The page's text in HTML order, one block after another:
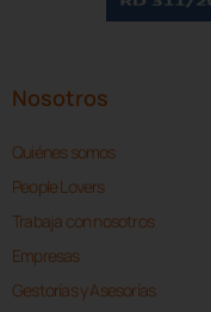
Nosotros
Quiénes somos
People Lovers
Trabaja con nosotros
Empresas
Gestorías y Asesorías